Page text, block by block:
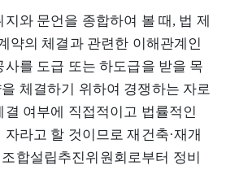
와 문언을 종합하여 볼 때, 법 제
약의 체결과 관련한 이해관계인
사를 도급 또는 하도급을 받을 목
체결하기 위하여 경쟁하는 자로
결 여부에 직접적이고 법률적인
라고 할 것이므로 재건축·재개
합설립추진위원회로부터 정비